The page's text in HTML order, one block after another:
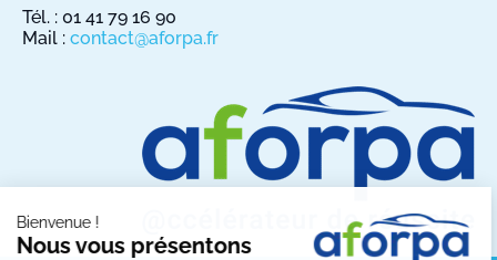
Bienvenue !
Nous vous présentons
Tél. : 01 41 79 16 90
Mail : contact@aforpa.fr